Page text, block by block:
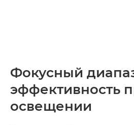
Фокусный
эффективность
освещении